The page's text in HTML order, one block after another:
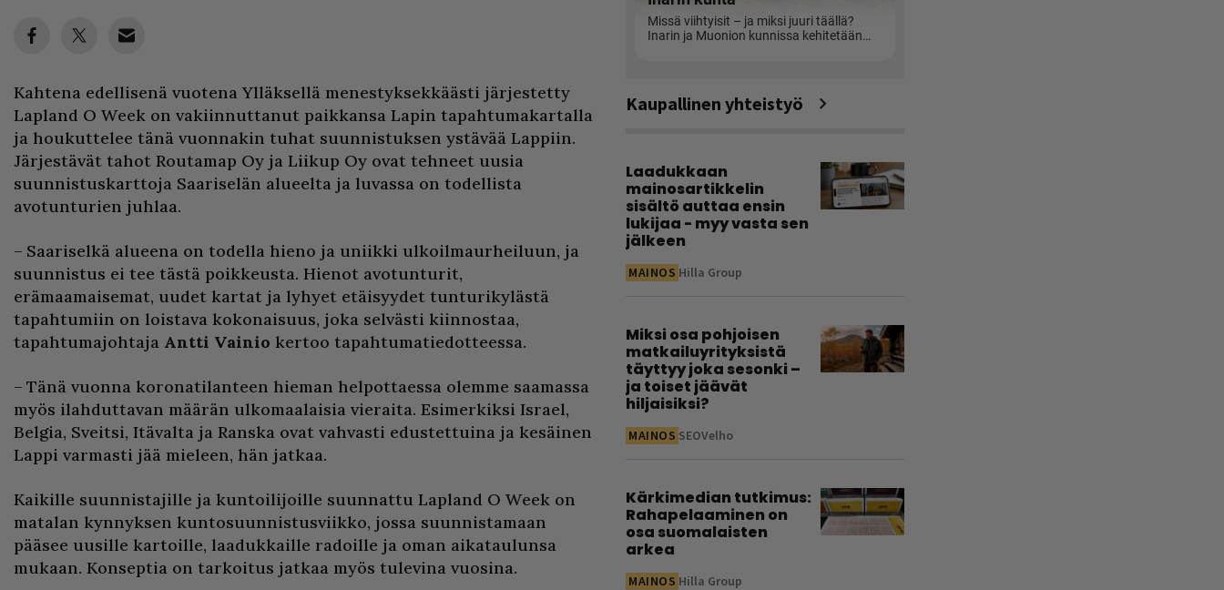
Kahtena edellisenä vuotena Ylläksellä menestyksekkäästi järjestetty
Lapland O Week on vakiinnuttanut paikkansa Lapin tapahtumakartalla
ja houkuttelee tänä vuonnakin tuhat suunnistuksen ystävää Lappiin.
Järjestävät tahot Routamap Oy ja Liikup Oy ovat tehneet uusia
suunnistuskarttoja Saariselän alueelta ja luvassa on todellista
avotunturien juhlaa.
– Saariselkä alueena on todella hieno ja uniikki ulkoilmaurheiluun, ja
suunnistus ei tee tästä poikkeusta. Hienot avotunturit,
erämaamaisemat, uudet kartat ja lyhyet etäisyydet tunturikylästä
tapahtumiin on loistava kokonaisuus, joka selvästi kiinnostaa,
tapahtumajohtaja Antti Vainio kertoo tapahtumatiedotteessa.
– Tänä vuonna koronatilanteen hieman helpottaessa olemme saamassa
myös ilahduttavan määrän ulkomaalaisia vieraita. Esimerkiksi Israel,
Belgia, Sveitsi, Itävalta ja Ranska ovat vahvasti edustettuina ja kesäinen
Lappi varmasti jää mieleen, hän jatkaa.
Kaikille suunnistajille ja kuntoilijoille suunnattu Lapland O Week on
matalan kynnyksen kuntosuunnistusviikko, jossa suunnistamaan
pääsee uusille kartoille, laadukkaille radoille ja oman aikataulunsa
mukaan. Konseptia on tarkoitus jatkaa myös tulevina vuosina.
Kaupallinen yhteistyö
Laadukkaan
mainosartikkelin
sisältö auttaa ensin
lukijaa - myy vasta sen
jälkeen
MAINOS Hilla Group
Miksi osa pohjoisen
matkailuyrityksistä
täyttyy joka sesonki –
ja toiset jäävät
hiljaisiksi?
MAINOS SEOVelho
Kärkimedian tutkimus:
Rahapelaaminen on
osa suomalaisten
arkea
MAINOS Hilla Group